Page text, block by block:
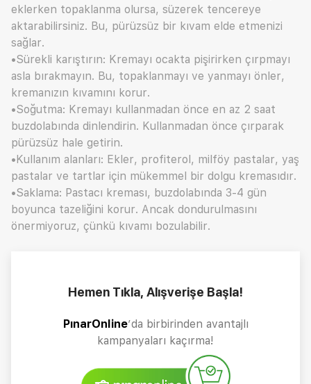
eklerken topaklanma olursa, süzerek tencereye
aktarabilirsiniz. Bu, pürüzsüz bir kıvam elde etmenizi
sağlar.
•Sürekli karıştırın: Kremayı ocakta pişirirken çırpmayı
asla bırakmayın. Bu, topaklanmayı ve yanmayı önler,
kremanızın kıvamını korur.
•Soğutma: Kremayı kullanmadan önce en az 2 saat
buzdolabında dinlendirin. Kullanmadan önce çırparak
pürüzsüz hale getirin.
•Kullanım alanları: Ekler, profiterol, milföy pastalar, yaş
pastalar ve tartlar için mükemmel bir dolgu kremasıdır.
•Saklama: Pastacı kreması, buzdolabında 3-4 gün
boyunca tazeliğini korur. Ancak dondurulmasını
önermiyoruz, çünkü kıvamı bozulabilir.
Hemen Tıkla, Alışverişe Başla!
PınarOnline’da birbirinden avantajlı
kampanyaları kaçırma!